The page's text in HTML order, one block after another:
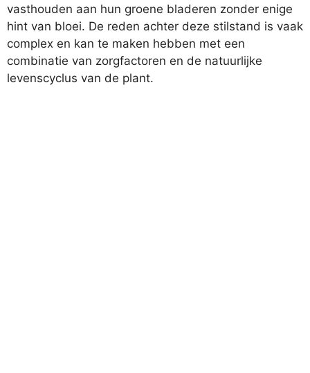
vasthouden aan hun groene bladeren zonder enige
hint van bloei. De reden achter deze stilstand is vaak
complex en kan te maken hebben met een
combinatie van zorgfactoren en de natuurlijke
levenscyclus van de plant.